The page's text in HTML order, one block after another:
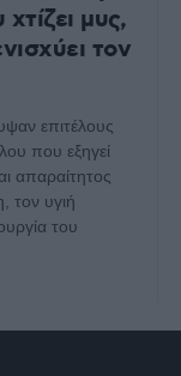
μυς,
τον
επιτέλους
που εξηγεί
απαραίτητος
τον υγιή
του